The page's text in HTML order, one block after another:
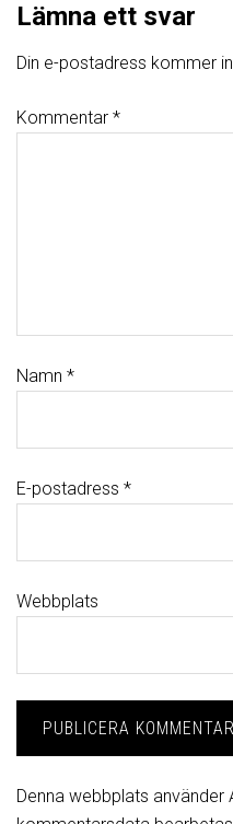
Lämna ett svar
Din e-postadress kommer
Kommentar *
Namn *
E-postadress *
Webbplats
Denna webbplats